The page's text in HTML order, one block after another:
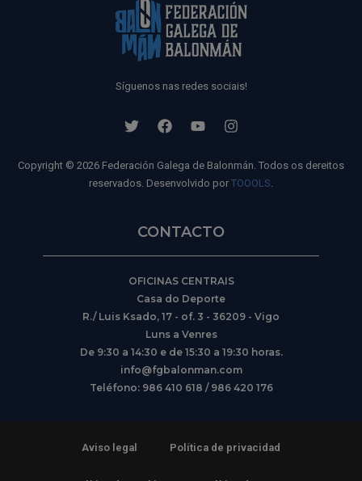
Síguenos nas redes sociais!
Copyright © 2026 Federación Galega de Balonmán. Todos os dereitos
reservados. Desenvolvido por TOOOLS
CONTACTO
OFICINAS CENTRAIS
Casa do Deporte
R./ Luis Ksado, 17 - of. 3 - 36209 - Vigo
Luns a Venres
De 9:30 a 14:30 e de 15:30 a 19:30 horas.
info@fgbalonman.com
Teléfono: 986 410 618 / 986 420 176
Aviso legal Política de privacidad